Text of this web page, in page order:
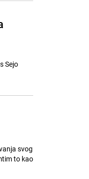
Sejo
svog
to kao